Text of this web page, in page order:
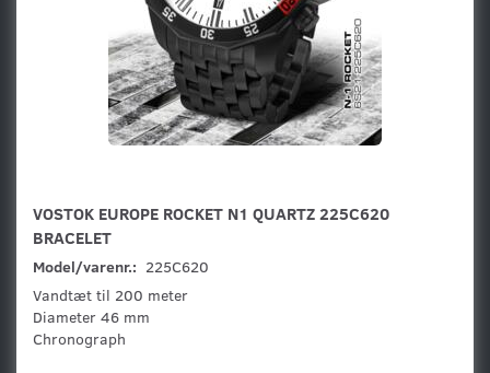
VOSTOK EUROPE ROCKET N1 QUARTZ 225C620
BRACELET
Model/varenr.: 225C620
Vandtæt til 200 meter
Diameter 46 mm
Chronograph